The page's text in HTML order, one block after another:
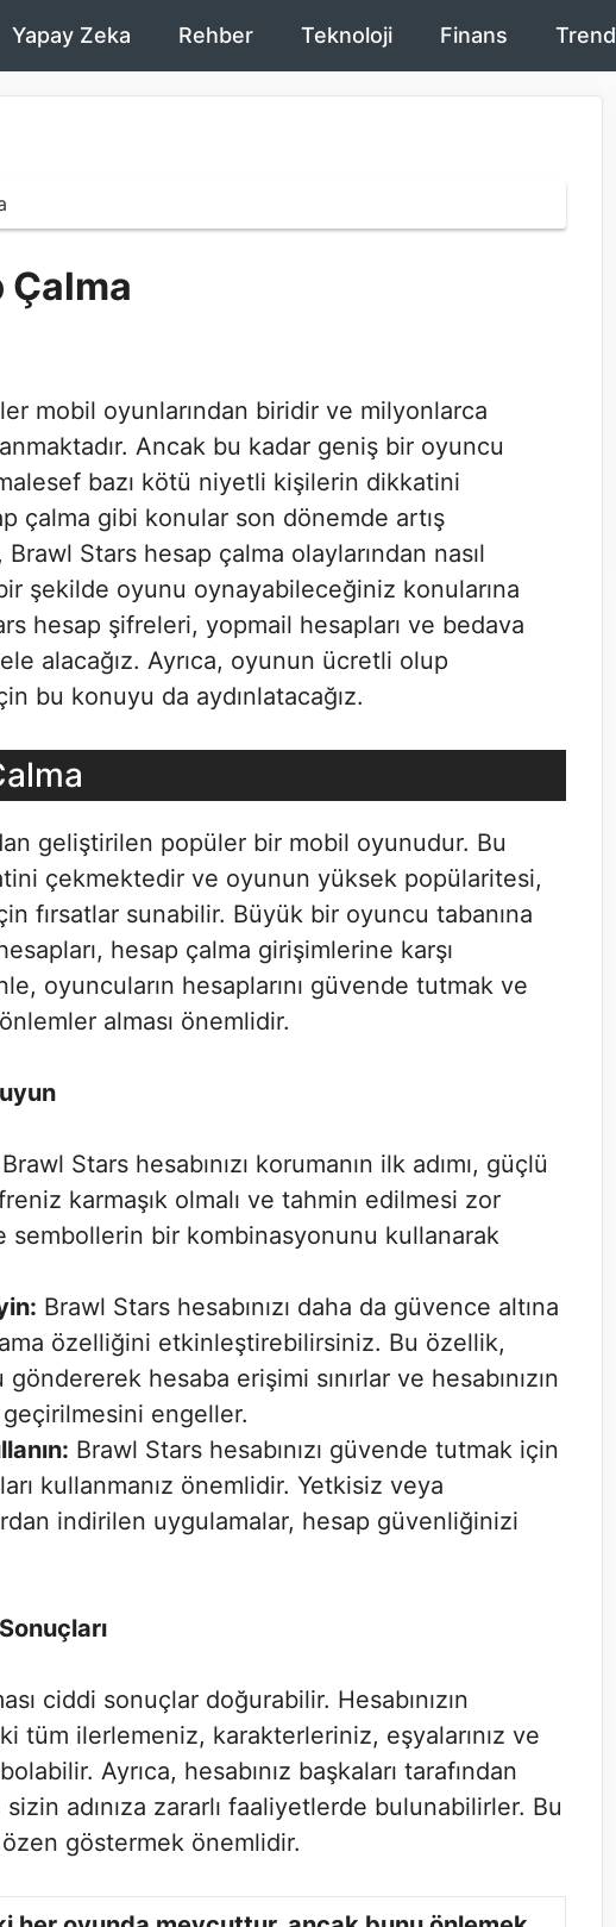
Yapay Zeka Rehber Teknoloji Finans Trend
Çalma
mobil oyunlarından biridir ve milyonlarca
Ancak bu kadar geniş bir oyuncu
bazı kötü niyetli kişilerin dikkatini
çalma gibi konular son dönemde artış
Stars hesap çalma olaylarından nasıl
şekilde oyunu oynayabileceğiniz konularına
hesap şifreleri, yopmail hesapları ve bedava
alacağız. Ayrıca, oyunun ücretli olup
bu konuyu da aydınlatacağız.
geliştirilen popüler bir mobil oyunudur. Bu
çekmektedir ve oyunun yüksek popülaritesi,
fırsatlar sunabilir. Büyük bir oyuncu tabanına
hesap çalma girişimlerine karşı
oyuncuların hesaplarını güvende tutmak ve
alması önemlidir.
Brawl Stars hesabınızı korumanın ilk adımı, güçlü
karmaşık olmalı ve tahmin edilmesi zor
sembollerin bir kombinasyonunu kullanarak
Brawl Stars hesabınızı daha da güvence altına
özelliğini etkinleştirebilirsiniz. Bu özellik,
hesaba erişimi sınırlar ve hesabınızın
geçirilmesini engeller.
Brawl Stars hesabınızı güvende tutmak için
kullanmanız önemlidir. Yetkisiz veya
indirilen uygulamalar, hesap güvenliğinizi
ciddi sonuçlar doğurabilir. Hesabınızın
tüm ilerlemeniz, karakterleriniz, eşyalarınız ve
Ayrıca, hesabınız başkaları tarafından
adınıza zararlı faaliyetlerde bulunabilirler. Bu
göstermek önemlidir.